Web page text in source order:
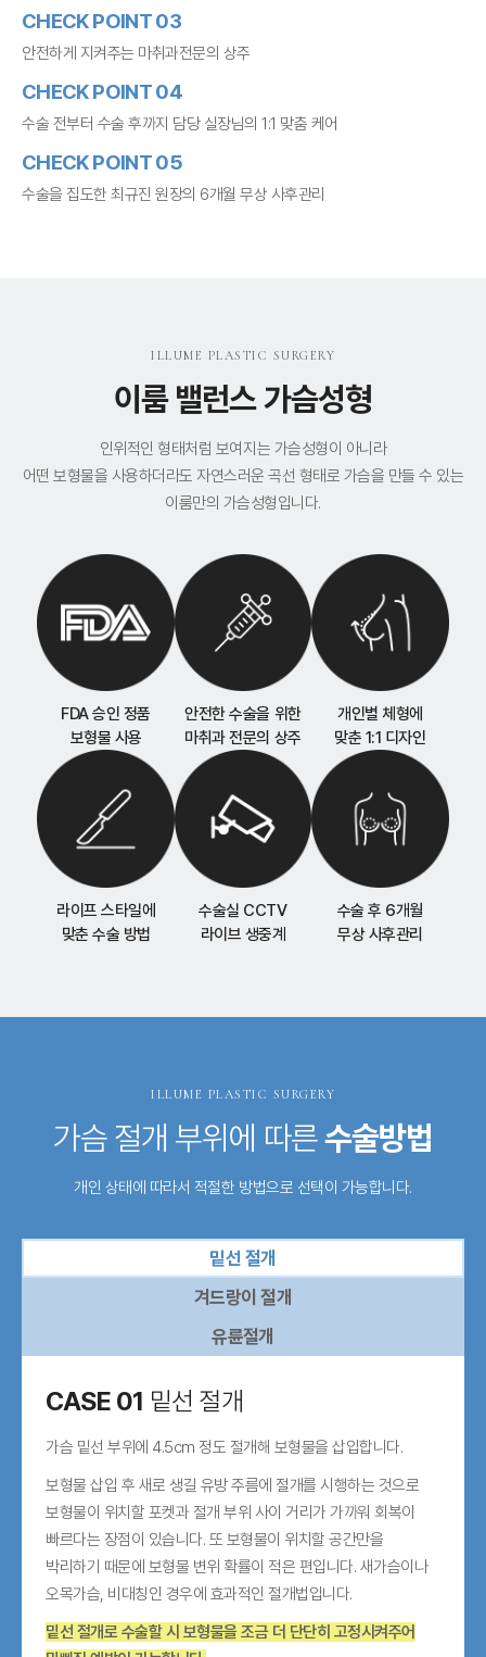
CHECK POINT 03
안전하게 지켜주는 마취과전문의 상주
CHECK POINT 04
수술 전부터 수술 후까지 담당 실장님의 1:1 맞춤 케어
CHECK POINT 05
수술을 집도한 최규진 원장의 6개월 무상 사후관리
ILLUME PLASTIC SURGERY
이룸 밸런스 가슴성형
인위적인 형태처럼 보여지는 가슴성형이 아니라
어떤 보형물을 사용하더라도 자연스러운 곡선 형태로 가슴을 만들 수 있는
이룸만의 가슴성형입니다.
FDA 승인 정품
보형물 사용
안전한 수술을 위한
마취과 전문의 상주
개인별 체형에
맞춘 1:1 디자인
라이프 스타일에
맞춘 수술 방법
수술실 CCTV
라이브 생중계
수술 후 6개월
무상 사후관리
ILLUME PLASTIC SURGERY
가슴 절개 부위에 따른수술방법
개인 상태에 따라서 적절한 방법으로 선택이 가능합니다.
밑선 절개
겨드랑이 절개
유륜절개
CASE 01 밑선 절개
가슴 밑선 부위에 4.5cm 정도 절개해 보형물을 삽입합니다.
보형물 삽입 후 새로 생길 유방 주름에 절개를 시행하는 것으로
보형물이 위치할 포켓과 절개 부위 사이 거리가 가까워 회복이
빠르다는 장점이 있습니다. 또 보형물이 위치할 공간만을
박리하기 때문에 보형물 변위 확률이 적은 편입니다. 새가슴이나
오목가슴, 비대칭인 경우에 효과적인 절개법입니다.
밑선 절개로 수술할 시 보형물을 조금 더 단단히 고정시켜주어